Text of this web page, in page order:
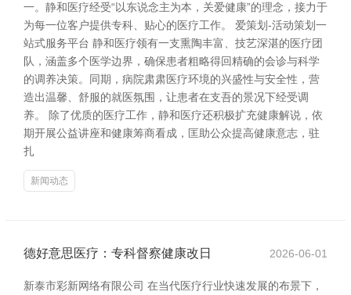
一。静和医疗经受“以东说念主为本，关爱健康”的理念，接力于
为每一位客户提供专科、贴心的医疗工作。 爱策划-活动策划一
站式服务平台 静和医疗领有一支熏陶丰富、技艺深湛的医疗团
队，涵盖多个医学边界，确保患者粗略得回精确的会诊与科学
的调养决策。同期，病院肃肃医疗环境的兴盛性与安全性，营
造出温馨、舒服的就医氛围，让患者在支吾的景况下经受调
养。 除了优质的医疗工作，静和医疗还积极扩充健康解说，依
期开展公益讲座和健康筹商看成，匡助公众提高健康意志，驻
扎
新闻动态
德好意思医疗：专科督察健康改日 2026-06-01
新泰市彩新网络有限公司 在当代医疗行业快速发展的布景下，